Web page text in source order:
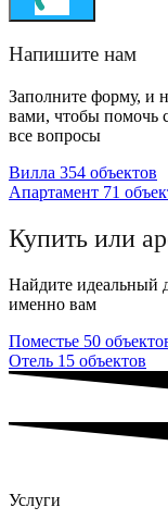
Напишите нам
Заполните форму, и
вами, чтобы помочь
все вопросы
Вилла 354 объектов
Апартамент 71
Купить или
Найдите идеальный
именно вам
Поместье 50
Отель 15 объектов
Услуги